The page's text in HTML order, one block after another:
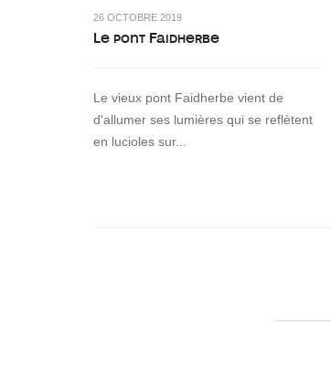
26 OCTOBRE 2019
Le pont Faidherbe
Le vieux pont Faidherbe vient de
d'allumer ses lumières qui se reflètent
en lucioles sur...